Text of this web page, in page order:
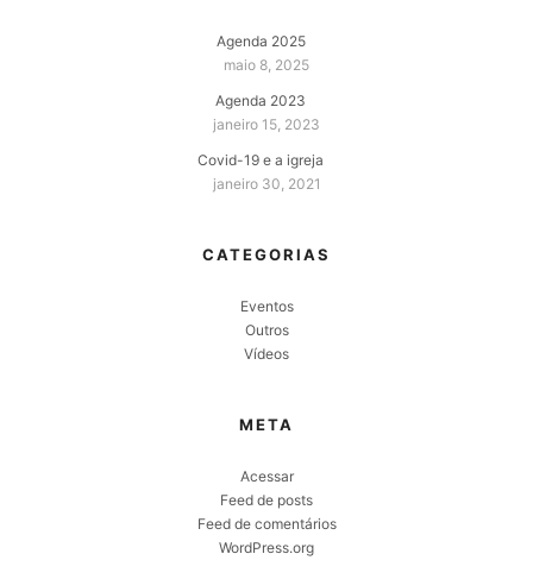
Agenda 2025
maio 8, 2025
Agenda 2023
janeiro 15, 2023
Covid-19 e a igreja
janeiro 30, 2021
CATEGORIAS
Eventos
Outros
Vídeos
META
Acessar
Feed de posts
Feed de comentários
WordPress.org